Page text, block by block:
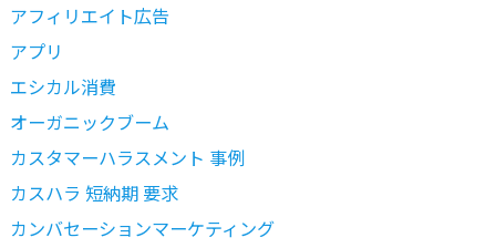
アフィリエイト広告
アプリ
エシカル消費
オーガニックブーム
カスタマーハラスメント 事例
カスハラ 短納期 要求
カンバセーションマーケティング